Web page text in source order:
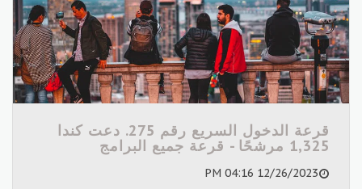
قرعة الدخول السريع رقم 275. دعت كندا
1,325 مرشحًا - قرعة جميع البرامج
12/26/2023 04:16 PM